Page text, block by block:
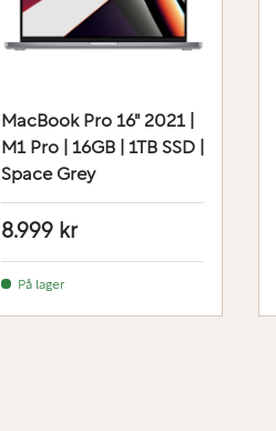
MacBook Pro 16" 2021 |
M1 Pro | 16GB | 1TB SSD |
Space Grey
8.999 kr
På lager